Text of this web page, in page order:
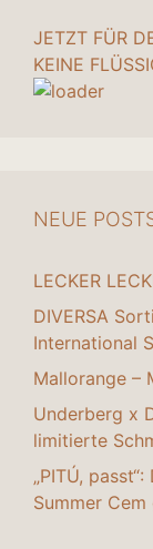
JETZT FÜR
KEINE
NEUE
LECKER
DIVERSA
International
Mallorange –
Underberg x
limitierte
„PITÚ,
Summer